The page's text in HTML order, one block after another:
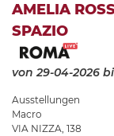
AMELIA
SPAZIO
von 29-04-2026
Ausstellungen
Macro
VIA NIZZA, 138